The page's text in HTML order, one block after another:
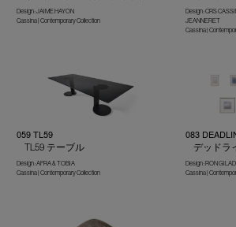
Design : JAIME HAYON
Cassina | Contemporary Collection
Design : CRS
JEANNERET
Cassina |
059 TL59
TL59 テーブル
Design : AFRA & TOBIA
Cassina | Contemporary Collection
083
デッドラ
Design : RON GILAD
Cassina |